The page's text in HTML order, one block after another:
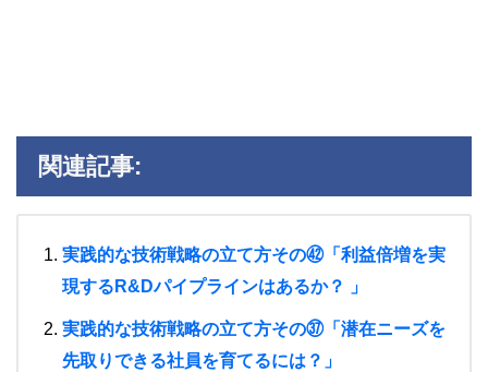
関連記事:
実践的な技術戦略の立て方その㊷「利益倍増を実
現するR&Dパイプラインはあるか？ 」
実践的な技術戦略の立て方その㊲「潜在ニーズを
先取りできる社員を育てるには？」